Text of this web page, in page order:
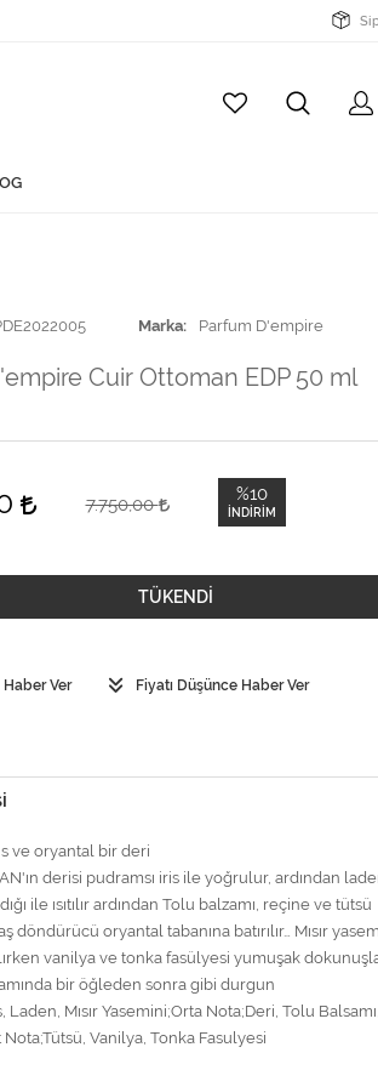
Marka Parfum D'empire
Cuir Ottoman EDP 50 ml
7.750,00 %10
İNDIRIM
TÜKENDİ
Ver Fiyatı Düşünce Haber Ver
ve oryantal bir deri
derisi pudramsı iris ile yoğrulur, ardından
ile ısıtılır ardından Tolu balzamı, reçine ve tütsü
döndürücü oryantal tabanına batırılır… Mısır
vanilya ve tonka fasülyesi yumuşak
bir öğleden sonra gibi durgun
Laden, Mısır Yasemini;Orta Nota;Deri, Tolu
Nota;Tütsü, Vanilya, Tonka Fasulyesi